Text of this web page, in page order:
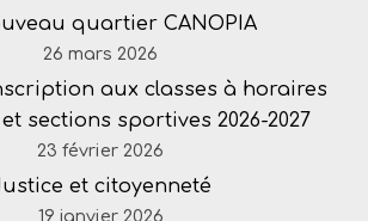
quartier CANOPIA
26 mars 2026
aux classes à horaires
sections sportives 2026-2027
23 février 2026
et citoyenneté
19 janvier 2026